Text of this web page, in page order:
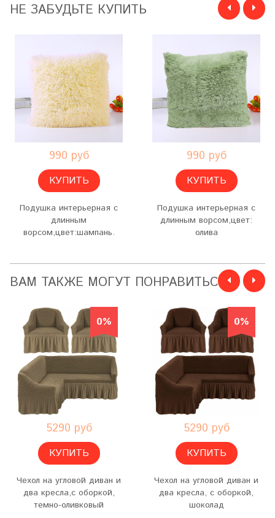
НЕ ЗАБУДЬТЕ КУПИТЬ
990 руб
КУПИТЬ
Подушка интерьерная с
длинным
ворсом,цвет:шампань.
990 руб
КУПИТЬ
Подушка интерьерная с
длинным ворсом,цвет:
олива
ВАМ ТАКЖЕ МОГУТ ПОНРАВИТЬСЯ
0%
5290 руб
КУПИТЬ
Чехол на угловой диван и
два кресла,с оборкой,
темно-оливковый
0%
5290 руб
КУПИТЬ
Чехол на угловой диван и
два кресла, с оборкой,
шоколад